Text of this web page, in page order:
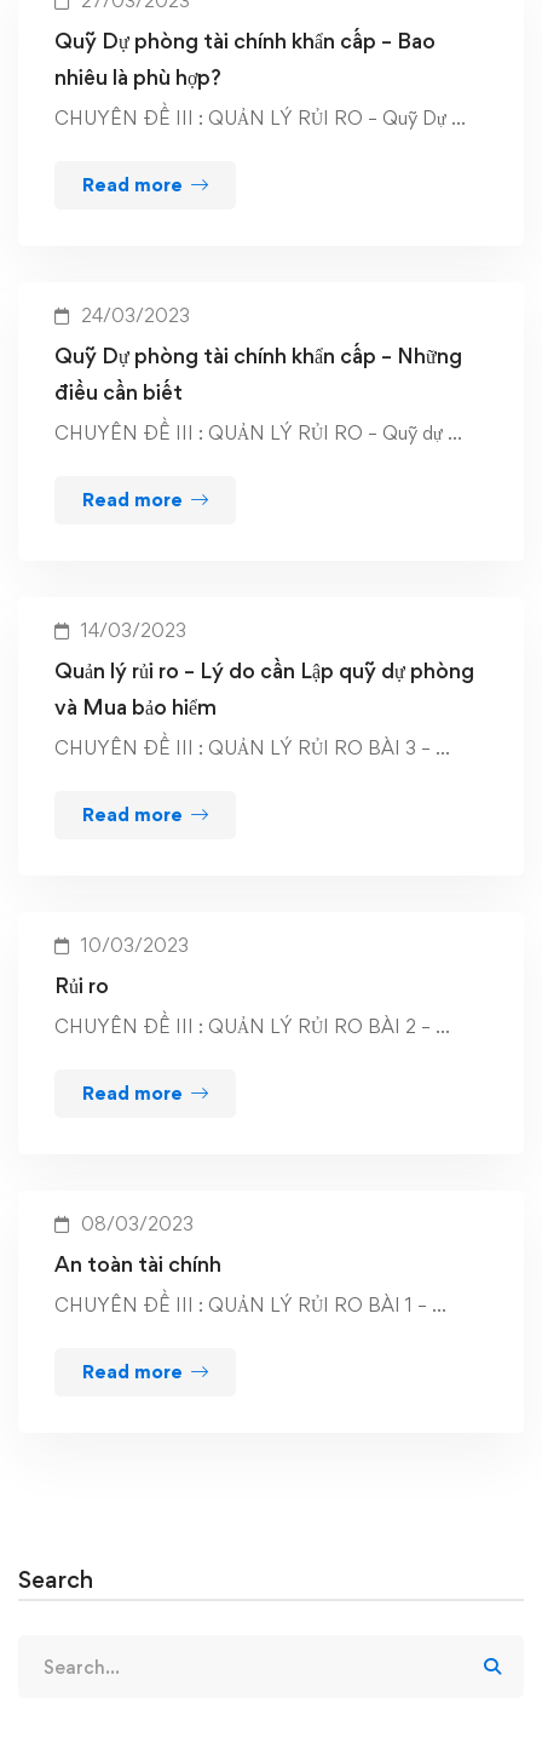
Quỹ Dự phòng tài chính khẩn cấp – Bao
nhiêu là phù hợp?
CHUYÊN ĐỀ III : QUẢN LÝ RỦI RO – Quỹ Dự …
Read more
24/03/2023
Quỹ Dự phòng tài chính khẩn cấp – Những
điều cần biết
CHUYÊN ĐỀ III : QUẢN LÝ RỦI RO – Quỹ dự …
Read more
14/03/2023
Quản lý rủi ro – Lý do cần Lập quỹ dự phòng
và Mua bảo hiểm
CHUYÊN ĐỀ III : QUẢN LÝ RỦI RO BÀI 3 – …
Read more
10/03/2023
Rủi ro
CHUYÊN ĐỀ III : QUẢN LÝ RỦI RO BÀI 2 – …
Read more
08/03/2023
An toàn tài chính
CHUYÊN ĐỀ III : QUẢN LÝ RỦI RO BÀI 1 – …
Read more
Search
for: